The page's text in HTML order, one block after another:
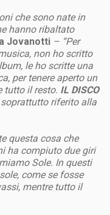
che sono nate in
hanno ribaltato
Jovanotti – “Per
non ho scritto
le ho scritte una
per tenere aperto un
tutto il resto. IL DISCO
riferito alla
questa cosa che
ha compiuto due giri
Sole. In questi
come se fosse
mentre tutto il